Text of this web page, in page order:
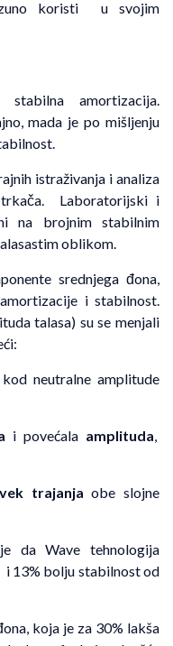
koristi u svojim
amortizacija.
mada je po mišljenju
istraživanja i analiza
trkača. Laboratorijski i
na brojnim stabilnim
oblikom.
srednjega đona,
i stabilnost.
talasa) su se menjali
neutralne amplitude
i povećala amplituda,
vek trajanja obe slojne
da Wave tehnologija
13% bolju stabilnost od
koja je za 30% lakša